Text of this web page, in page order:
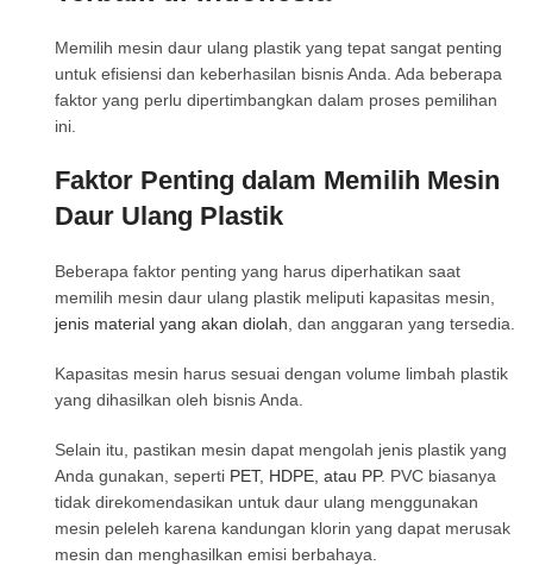
Memilih mesin daur ulang plastik yang tepat sangat penting
untuk efisiensi dan keberhasilan bisnis Anda. Ada beberapa
faktor yang perlu dipertimbangkan dalam proses pemilihan
ini.
Faktor Penting dalam Memilih Mesin
Daur Ulang Plastik
Beberapa faktor penting yang harus diperhatikan saat
memilih mesin daur ulang plastik meliputi kapasitas mesin,
jenis material yang akan diolah , dan anggaran yang tersedia.
Kapasitas mesin harus sesuai dengan volume limbah plastik
yang dihasilkan oleh bisnis Anda.
Selain itu, pastikan mesin dapat mengolah jenis plastik yang
Anda gunakan, seperti PET, HDPE, atau PP. PVC biasanya
tidak direkomendasikan untuk daur ulang menggunakan
mesin peleleh karena kandungan klorin yang dapat merusak
mesin dan menghasilkan emisi berbahaya.